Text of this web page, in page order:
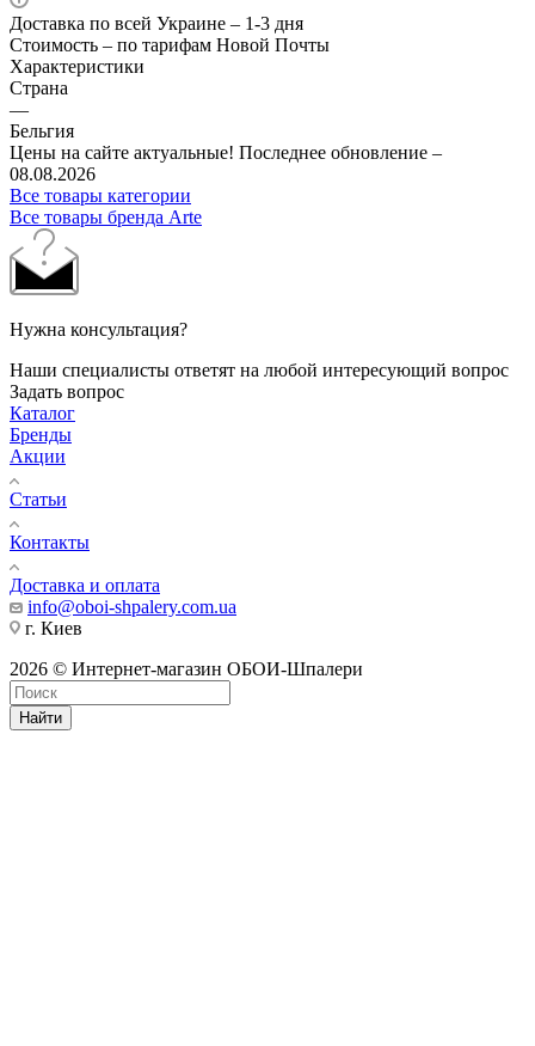
Доставка по всей Украине – 1-3 дня
Стоимость – по тарифам Новой Почты
Характеристики
Страна
—
Бельгия
Цены на сайте актуальные! Последнее обновление –
08.08.2026
Все товары категории
Все товары бренда Arte
Нужна консультация?
Наши специалисты ответят на любой интересующий вопрос
Задать вопрос
Каталог
Бренды
Акции
Статьи
Контакты
Доставка и оплата
info@oboi-shpalery.com.ua
г. Киев
2026 © Интернет-магазин ОБОИ-Шпалери
Найти